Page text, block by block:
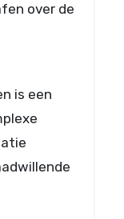
over de
is een